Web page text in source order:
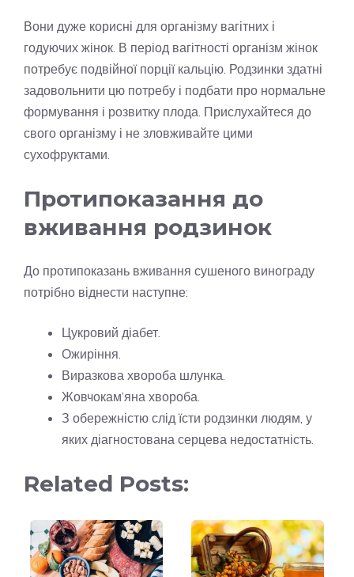
Вони дуже корисні для організму вагітних і
годуючих жінок. В період вагітності організм жінок
потребує подвійної порції кальцію. Родзинки здатні
задовольнити цю потребу і подбати про нормальне
формування і розвитку плода. Прислухайтеся до
свого організму і не зловживайте цими
сухофруктами.
Протипоказання до
вживання родзинок
До протипоказань вживання сушеного винограду
потрібно віднести наступне:
Цукровий діабет.
Ожиріння.
Виразкова хвороба шлунка.
Жовчокам’яна хвороба.
З обережністю слід їсти родзинки людям, у
яких діагностована серцева недостатність.
Related Posts: